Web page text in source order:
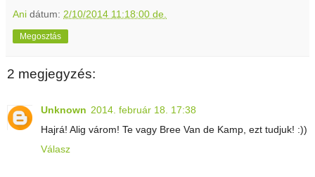
Ani dátum: 2/10/2014 11:18:00 de.
Megosztás
2 megjegyzés:
Unknown 2014. február 18. 17:38
Hajrá! Alig várom! Te vagy Bree Van de Kamp, ezt tudjuk! :))
Válasz